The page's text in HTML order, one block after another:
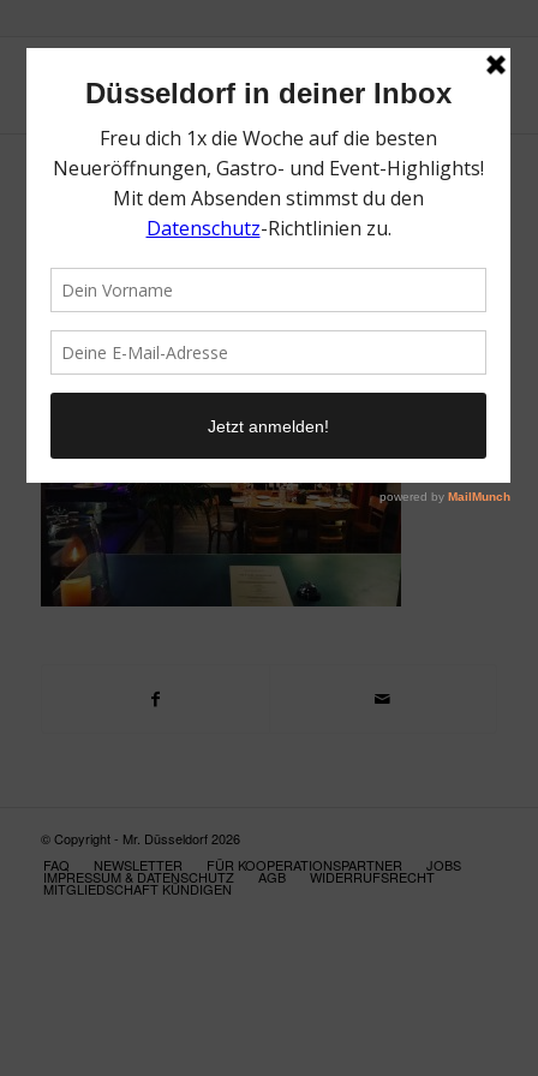
Sassafras | Top 15 Restaurants und Cafés in
© Copyright - Mr. Düsseldorf 2026
FAQ
NEWSLETTER FÜR KOOPERATIONSPARTNER JOBS
IMPRESSUM & DATENSCHUTZ AGB WIDERRUFSRECHT
MITGLIEDSCHAFT KÜNDIGEN